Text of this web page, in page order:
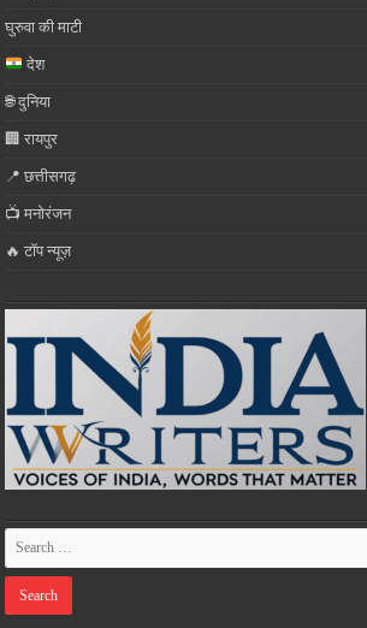
घुरुवा की माटी
देश
🌐 दुनिया
🏢 रायपुर
📍 छत्तीसगढ़
📺 मनोरंजन
🔥 टॉप न्यूज़